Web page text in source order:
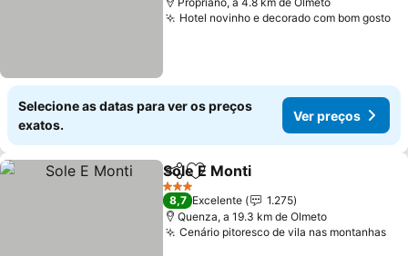
Hotel novinho e decorado com bom gosto
Selecione as datas para ver os preços
exatos.
Ver preços
PartilharAdicionar aos favoritos
Sole E Monti
3 Estrelas
8,7 Excelente
1.275
Quenza, a 19.3 km de Olmeto
Cenário pitoresco de vila nas montanhas